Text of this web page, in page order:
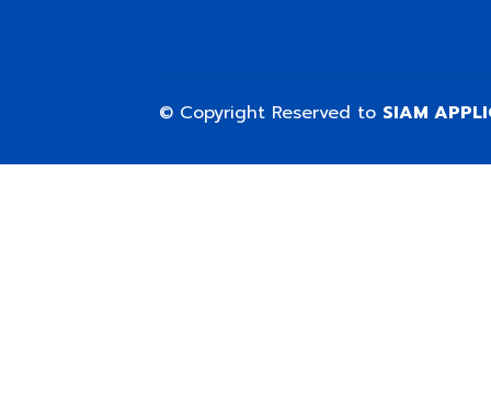
© Copyright Reserved to SIAM